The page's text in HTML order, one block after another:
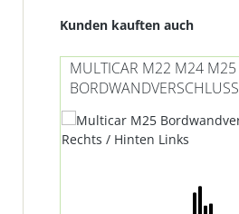
Produktgalerie überspringen
Kunden kauften auch
MULTICAR M22 M24
BORDWANDVERSCHLUSS
ECHTS / HINTEN LINKS